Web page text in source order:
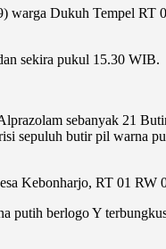
warga Dukuh Tempel RT
sekira pukul 15.30 WIB.
sebanyak 21
sepuluh butir pil warna
Kebonharjo, RT 01 RW
putih berlogo Y